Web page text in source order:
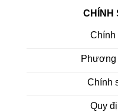
CHÍNH
Chính
Phương
Chính
Quy